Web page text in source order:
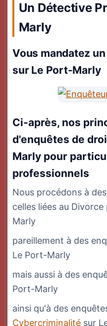
Un Détective
Marly
Vous mandatez
sur Le Port-Marly
Ci-après, nos
d'enquêtes de
Marly pour
professionnels
Nous procédons à
celles liées au
Marly
pareillement à des
Le Port-Marly
mais aussi à des
Port-Marly
ainsi qu'à des
Cybercriminalité sur